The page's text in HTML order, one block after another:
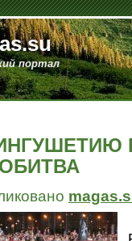
портал